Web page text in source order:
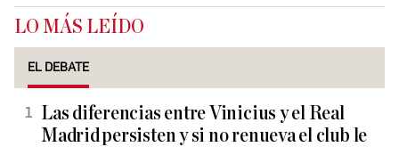
LO MÁS LEÍDO
EL DEBATE
Las diferencias entre Vinicius y el Real
Madrid persisten y si no renueva el club le